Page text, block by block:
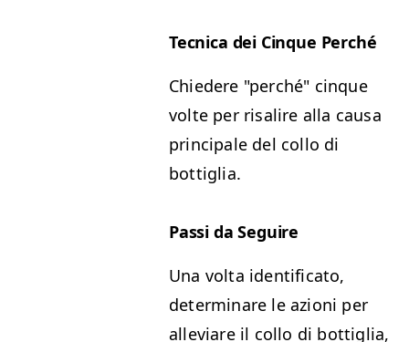
Tecnica dei Cinque Perché
Chiedere "perché" cinque
volte per risalire alla causa
principale del collo di
bottiglia.
Passi da Seguire
Una volta identificato,
determinare le azioni per
alleviare il collo di bottiglia,